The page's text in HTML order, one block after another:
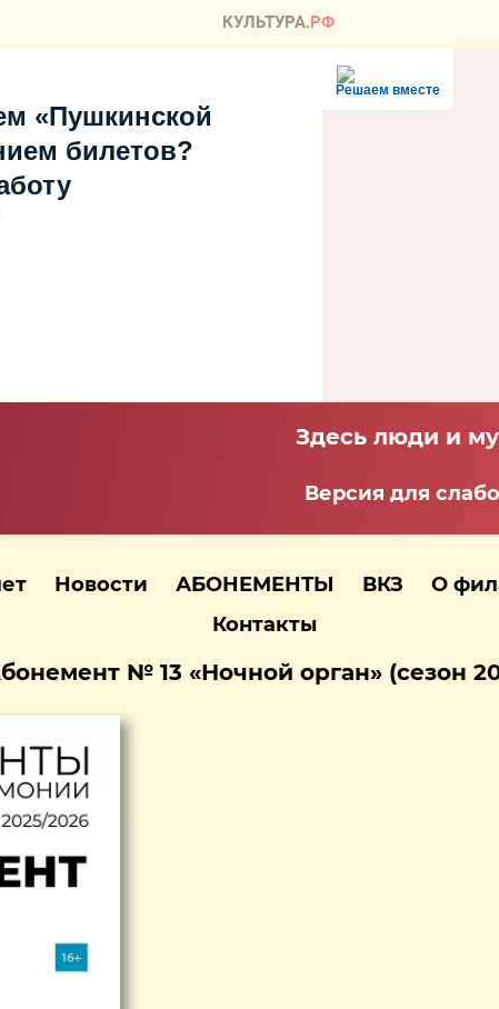
Решаем вместе
«Пушкинской
билетов?
Здесь люди и
Версия для
Новости АБОНЕМЕНТЫ ВКЗ О
Контакты
№ 13 «Ночной орган» (сезон